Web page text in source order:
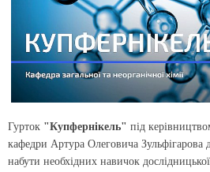
Гурток "Купфернікель" під
кафедри Артура Олеговича Зульфігарова
набути необхідних навичок